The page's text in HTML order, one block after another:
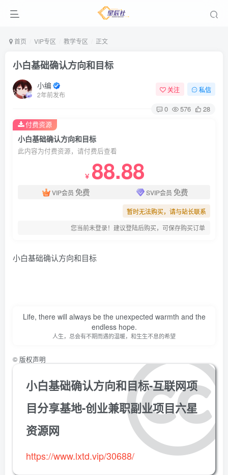
首页 VIP专区 教学专区 正文
小白基础确认方向和目标
小编
2年前发布
关注 私信
0 576 28
小白基础确认方向和目标
此内容为付费资源，请付费后查看
￥ 88.88
VIP会员 免费 SVIP会员 免费
暂时无法购买，请与站长联系
您当前未登录！建议登陆后购买，可保存购买订单
付费资源
小白基础确认方向和目标
Life, there will always be the unexpected warmth and the
endless hope.
人生，总会有不期而遇的温暖，和生生不息的希望
© 版权声明
小白基础确认方向和目标-互联网项
目分享基地-创业兼职副业项目六星
资源网
https://www.lxtd.vip/30688/